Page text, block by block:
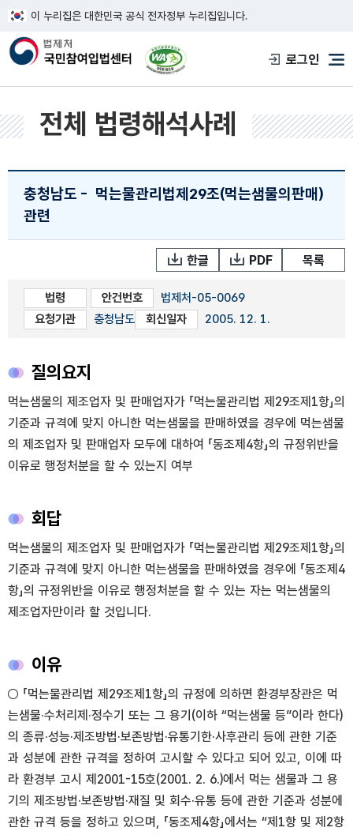
이 누리집은 대한민국 공식 전자정부 누리집입니다.
한국웹접근성인증평가원 웹접근성 사이
로그인
메
전체 법령해석사례
충청남도 - 먹는물관리법제29조(먹는샘물의판매)
관련
한글 PDF 목록
법령 안건번호
법제처-05-0069
요청기관
충청남도 회신일자 2005. 12. 1.
질의요지
먹는샘물의 제조업자 및 판매업자가 「먹는물관리법 제29조제1항」의
기준과 규격에 맞지 아니한 먹는샘물을 판매하였을 경우에 먹는샘물
의 제조업자 및 판매업자 모두에 대하여 「동조제4항」의 규정위반을
이유로 행정처분을 할 수 있는지 여부
회답
먹는샘물의 제조업자 및 판매업자가 「먹는물관리법 제29조제1항」의
기준과 규격에 맞지 아니한 먹는샘물을 판매하였을 경우에 「동조제4
항」의 규정위반을 이유로 행정처분을 할 수 있는 자는 먹는샘물의
제조업자만이라 할 것입니다.
이유
○ 「먹는물관리법 제29조제1항」의 규정에 의하면 환경부장관은 먹
는샘물·수처리제·정수기 또는 그 용기(이하 “먹는샘물 등”이라 한다)
의 종류·성능·제조방법·보존방법·유통기한·사후관리 등에 관한 기준
과 성분에 관한 규격을 정하여 고시할 수 있다고 되어 있고, 이에 따
라 환경부 고시 제2001-15호(2001. 2. 6.)에서 먹는 샘물과 그 용
기의 제조방법·보존방법·재질 및 회수·유통 등에 관한 기준과 성분에
관한 규격 등을 정하고 있으며, 「동조제4항」에서는 “제1항 및 제2항